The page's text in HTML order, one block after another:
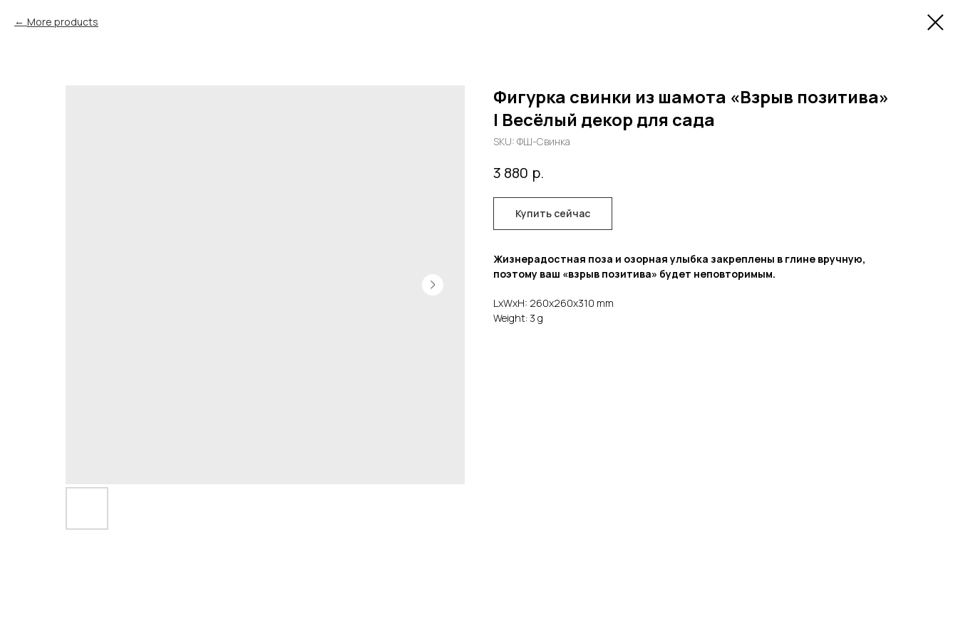
More products
Фигурка свинки из шамота «Взрыв позитива»
| Весёлый декор для сада
SKU: ФШ-Свинка
3 880 р.
Купить сейчас
Жизнерадостная поза и озорная улыбка закреплены в глине вручную,
поэтому ваш «взрыв позитива» будет неповторимым.
LxWxH: 260x260x310 mm
Weight: 3 g